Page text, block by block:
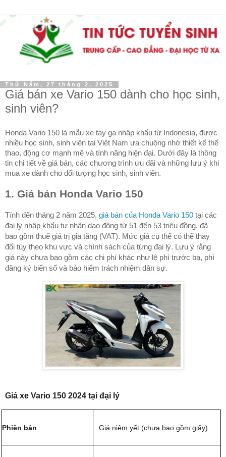
Thứ Năm, 27 tháng 2, 2025
Giá bán xe Vario 150 dành cho học sinh,
sinh viên?
Honda Vario 150 là mẫu xe tay ga nhập khẩu từ Indonesia, được
nhiều học sinh, sinh viên tại Việt Nam ưa chuộng nhờ thiết kế thể
thao, động cơ mạnh mẽ và tính năng hiện đại. Dưới đây là thông
tin chi tiết về giá bán, các chương trình ưu đãi và những lưu ý khi
mua xe dành cho đối tượng học sinh, sinh viên.
1. Giá bán Honda Vario 150
Tính đến tháng 2 năm 2025, giá bán của Honda Vario 150 tại các
đại lý nhập khẩu tư nhân dao động từ 51 đến 53 triệu đồng, đã
bao gồm thuế giá trị gia tăng (VAT). Mức giá cụ thể có thể thay
đổi tùy theo khu vực và chính sách của từng đại lý. Lưu ý rằng
giá này chưa bao gồm các chi phí khác như lệ phí trước bạ, phí
đăng ký biển số và bảo hiểm trách nhiệm dân sự.
Giá xe Vario 150 2024 tại đại lý
Phiên bản Giá niêm yết (chưa bao gồm giấy)